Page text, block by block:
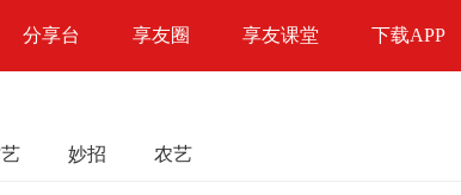
分享台 享友圈 享友课堂 下载APP
妙招 农艺